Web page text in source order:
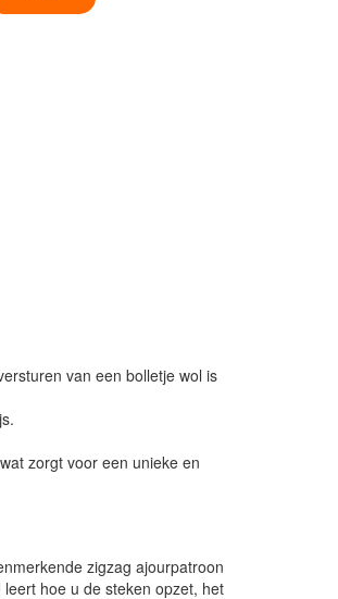
van een bolletje wol is
zorgt voor een unieke en
zigzag ajourpatroon
hoe u de steken opzet, het